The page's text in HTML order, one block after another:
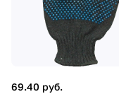
69.40 руб.